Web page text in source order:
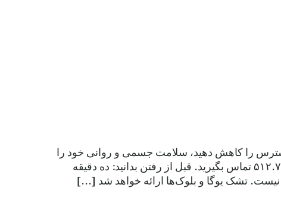
استرس را کاهش دهید، سلامت جسمی و روانی خود را
تقویت کنید، تعادل و انعطاف‌پذیری را بهبود بخشید. برای اطلاعات بیشتر، با شماره ۵۱۲.۷۱۶.۷۲۱۰ تماس بگیرید. قبل از رفتن بدانید: ده دقیقه
تشک یوگا و بلوک‌ها ارائه خواهد شد [...]